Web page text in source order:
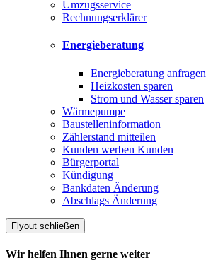
Umzugsservice
Rechnungserklärer
Energieberatung
Energieberatung anfragen
Heizkosten sparen
Strom und Wasser sparen
Wärmepumpe
Baustelleninformation
Zählerstand mitteilen
Kunden werben Kunden
Bürgerportal
Kündigung
Bankdaten Änderung
Abschlags Änderung
Flyout schließen
Wir helfen Ihnen gerne weiter